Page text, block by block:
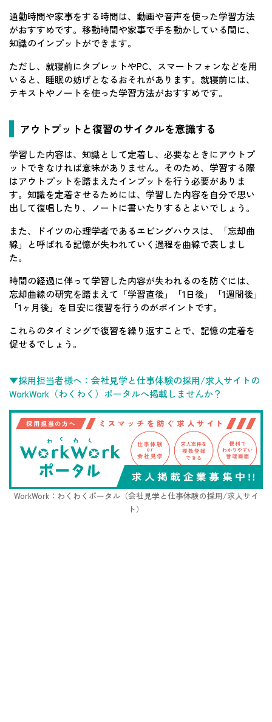
通勤時間や家事をする時間は、動画や音声を使った学習方法
がおすすめです。移動時間や家事で手を動かしている間に、
知識のインプットができます。
ただし、就寝前にタブレットやPC、スマートフォンなどを用
いると、睡眠の妨げとなるおそれがあります。就寝前には、
テキストやノートを使った学習方法がおすすめです。
アウトプットと復習のサイクルを意識する
学習した内容は、知識として定着し、必要なときにアウトプ
ットできなければ意味がありません。そのため、学習する際
はアウトプットを踏まえたインプットを行う必要がありま
す。知識を定着させるためには、学習した内容を自分で思い
出して復唱したり、ノートに書いたりするとよいでしょう。
また、ドイツの心理学者であるエビングハウスは、「忘却曲
線」と呼ばれる記憶が失われていく過程を曲線で表しまし
た。
時間の経過に伴って学習した内容が失われるのを防ぐには、
忘却曲線の研究を踏まえて「学習直後」「1日後」「1週間後」
「1ヶ月後」を目安に復習を行うのがポイントです。
これらのタイミングで復習を繰り返すことで、記憶の定着を
促せるでしょう。
▼採用担当者様へ：会社見学と仕事体験の採用/求人サイトの
WorkWork（わくわく）ポータルへ掲載しませんか？
WorkWork：わくわくポータル（会社見学と仕事体験の採用/求人サイ
ト）